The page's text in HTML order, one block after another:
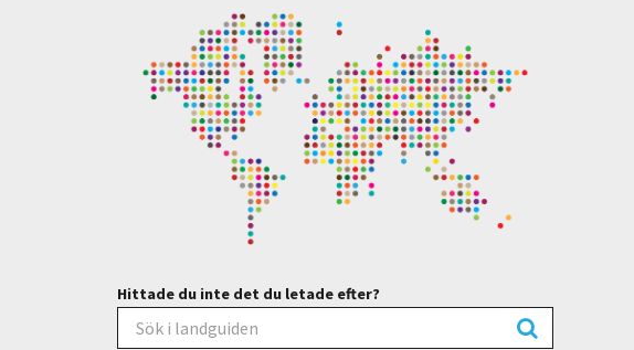
Hittade du inte det du letade efter?